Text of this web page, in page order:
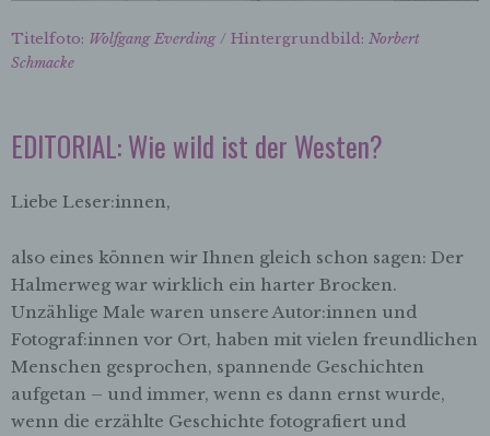
Titelfoto: Wolfgang Everding/ Hintergrundbild: Norbert
Schmacke
EDITORIAL: Wie wild ist der Westen?
Liebe Leser:innen,
also eines können wir Ihnen gleich schon sagen: Der
Halmerweg war wirklich ein harter Brocken.
Unzählige Male waren unsere Autor:innen und
Fotograf:innen vor Ort, haben mit vielen freundlichen
Menschen gesprochen, spannende Geschichten
aufgetan – und immer, wenn es dann ernst wurde,
wenn die erzählte Geschichte fotografiert und